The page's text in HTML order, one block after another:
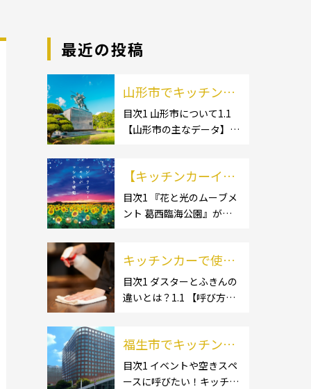
最近の投稿
山形市でキッチンカ
ー開業するなら格安
のレンタル・リー
流れも解説！
目次1 山形市について1.1
【山形市の主なデータ】
王温泉]1.2.2 [文翔館]1.3
【名産品・ご当地グルメ】
1.3.1 [芋煮]1.3 […]
【キッチンカーイベ
ント情報】花と光の
ムーブメント 葛西臨
います！
目次1 『花と光のムーブメ
ント 葛西臨海公園』が開
場といえば、やっぱりイベ
ント！ 日本全国で、キッチ
ンカーが営業している様々
キッチンカーで使用
するダスター・ふき
んの選び方とは？お
介！
目次1 ダスターとふきんの
違いとは？1.1 【呼び方の
ンタークロスとも呼ばれ
る】2 キッチンカーで使用
するダスター(ふきん)種類
福生市でキッチンカ
ーを呼びたい！派遣
目次1 イベントや空きスペ
ースに呼びたい！キッチン